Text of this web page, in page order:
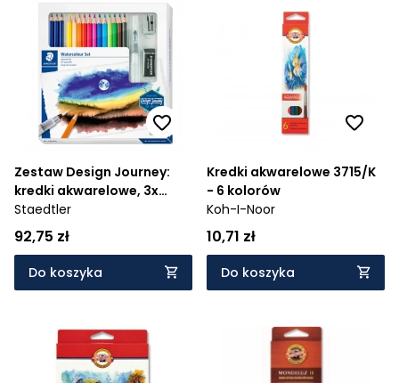
Zestaw Design Journey:
kredki akwarelowe, 3x
ołówek, gumka,
temperówka, blender (61
14610C)
Staedtler
92,75 zł
Do koszyka
Kredki akwarelowe 3715/K
- 6 kolorów
Koh-I-Noor
10,71 zł
Do koszyka